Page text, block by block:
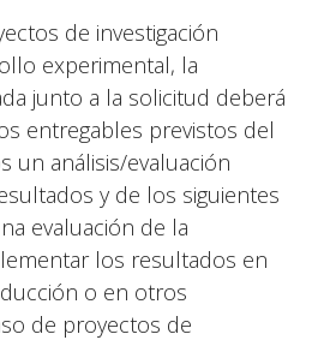
de investigación
experimental, la
junto a la solicitud deberá
entregables previstos del
un análisis/evaluación
y de los siguientes
evaluación de la
los resultados en
o en otros
de proyectos de